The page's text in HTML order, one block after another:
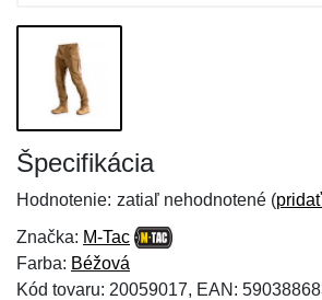
Špecifikácia
Hodnotenie: zatiaľ nehodnotené (
Značka: M-Tac
Farba: Béžová
Kód tovaru: 20059017, EAN: